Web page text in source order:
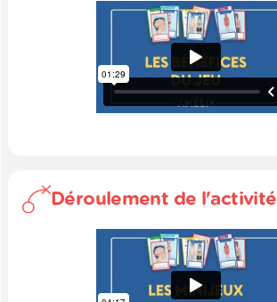
Déroulement de l'activité